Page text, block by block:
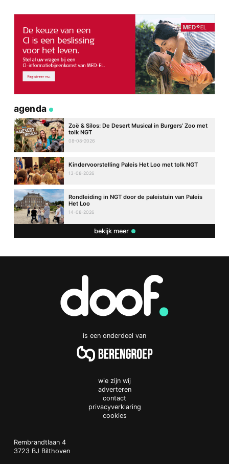
agenda
Zoë & Silos: De Desert Musical in Burgers’ Zoo met
tolk NGT
08-08-2026
Kindervoorstelling Paleis Het Loo met tolk NGT
13-08-2026
Rondleiding in NGT door de paleistuin van Paleis
Het Loo
14-08-2026
bekijk meer
is een onderdeel van
wie zijn wij
adverteren
contact
privacyverklaring
cookies
Doof.nl
work
Rembrandtlaan 4
3723 BJ Bilthoven